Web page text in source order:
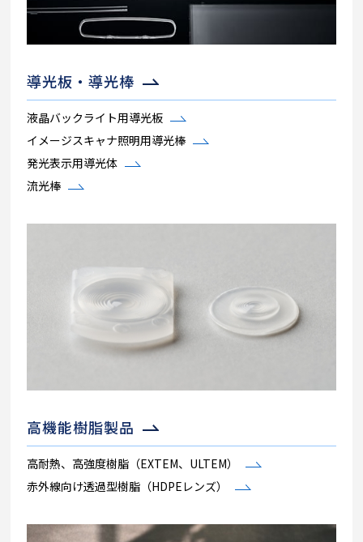
導光板・導光棒
液晶バックライト用導光板
イメージスキャナ照明用導光棒
発光表示用導光体
流光棒
高機能樹脂製品
高耐熱、高強度樹脂（EXTEM、ULTEM）
赤外線向け透過型樹脂（HDPEレンズ）